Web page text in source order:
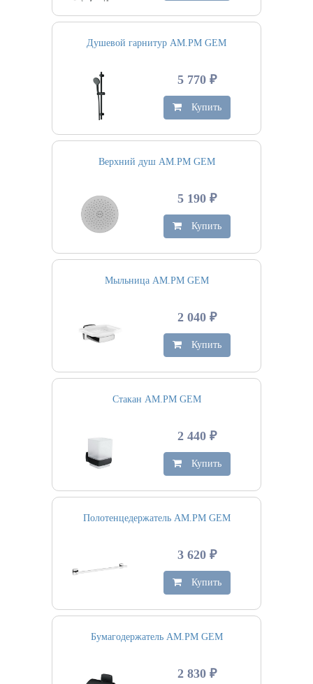
Душевой гарнитур AM.PM GEM
5 770 ₽
Купить
Верхний душ AM.PM GEM
5 190 ₽
Купить
Мыльница AM.PM GEM
2 040 ₽
Купить
Стакан AM.PM GEM
2 440 ₽
Купить
Полотенцедержатель AM.PM GEM
3 620 ₽
Купить
Бумагодержатель AM.PM GEM
2 830 ₽